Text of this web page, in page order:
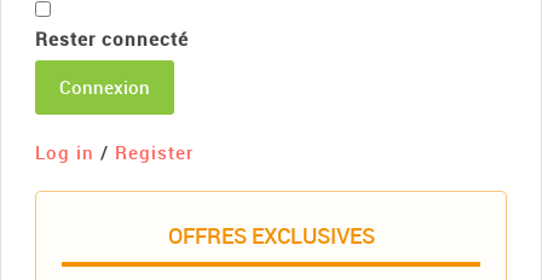
Rester connecté
Connexion
Log in / Register
OFFRES EXCLUSIVES